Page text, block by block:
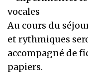
vocales
Au cours du
et rythmiques
accompagné de
papiers.